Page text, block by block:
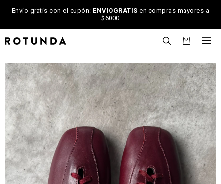
Envío gratis con el cupón: ENVIOGRATIS en compras mayores a
$6000

NOTIFICARME